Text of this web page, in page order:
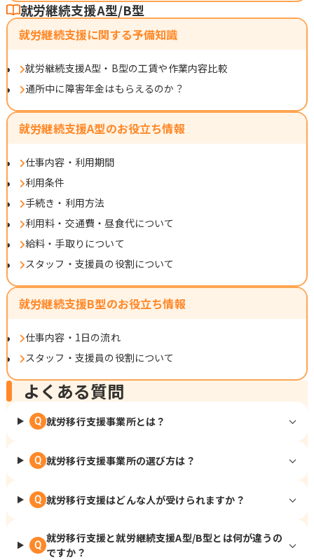
就労継続支援A型/B型
就労継続支援に関する予備知識
就労継続支援A型・B型の工賃や作業内容比較
通所中に障害年金はもらえるのか？
就労継続支援A型のお役立ち情報
仕事内容・利用期間
利用条件
手続き・利用方法
利用料・交通費・昼食代について
給料・手取りについて
スタッフ・支援員の役割について
就労継続支援B型のお役立ち情報
仕事内容・1日の流れ
スタッフ・支援員の役割について
よくある質問
Q 就労移行支援事業所とは？
Q 就労移行支援事業所の選び方は？
Q 就労移行支援はどんな人が受けられますか？
Q
就労移行支援と就労継続支援A型/B型とは何が違うの
ですか？